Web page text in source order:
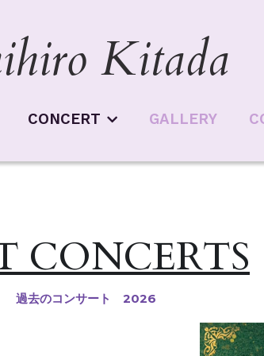
Kitada
CONCERT GALLERY
Kitada
CONCERT GALLERY
CONCERTS
過去のコンサート　2026